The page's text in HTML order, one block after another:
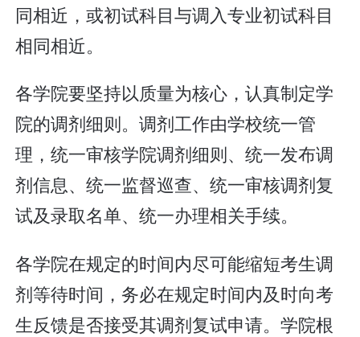
同相近，或初试科目与调入专业初试科目
相同相近。
各学院要坚持以质量为核心，认真制定学
院的调剂细则。调剂工作由学校统一管
理，统一审核学院调剂细则、统一发布调
剂信息、统一监督巡查、统一审核调剂复
试及录取名单、统一办理相关手续。
各学院在规定的时间内尽可能缩短考生调
剂等待时间，务必在规定时间内及时向考
生反馈是否接受其调剂复试申请。学院根